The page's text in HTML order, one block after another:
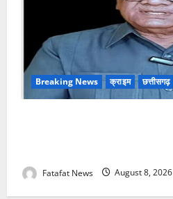
Breaking News क्राइम छत्तीसगढ़
Fatafat News August 8, 2026